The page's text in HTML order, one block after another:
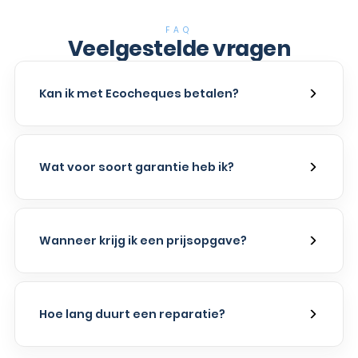
FAQ
Veelgestelde vragen
Kan ik met Ecocheques betalen?
Wat voor soort garantie heb ik?
Wanneer krijg ik een prijsopgave?
Hoe lang duurt een reparatie?